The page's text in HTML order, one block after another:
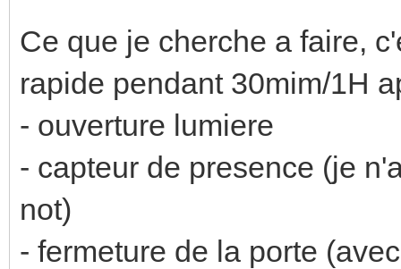
Ce que je cherche a faire,
rapide pendant 30mim/1H
- ouverture lumiere
- capteur de presence (je
not)
- fermeture de la porte